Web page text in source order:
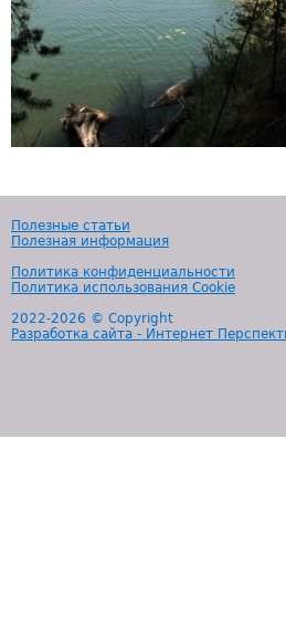
Полезные статьи
Полезная информация
Политика конфиденциальности
Политика использования Cookie
2022-2026 © Copyright
Разработка сайта - Интернет